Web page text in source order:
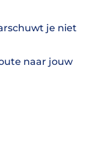
je niet
naar jouw